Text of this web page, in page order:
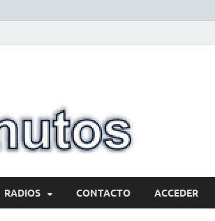
RADIOS CONTACTO ACCEDER